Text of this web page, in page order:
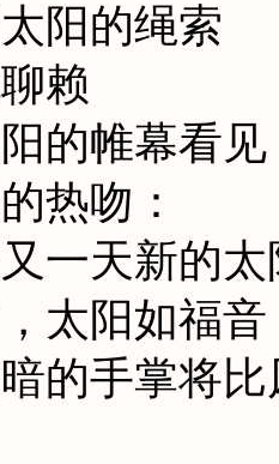
阳的绳索
赖
的帷幕看见
热吻：
一天新的太
太阳如福音
的手掌将